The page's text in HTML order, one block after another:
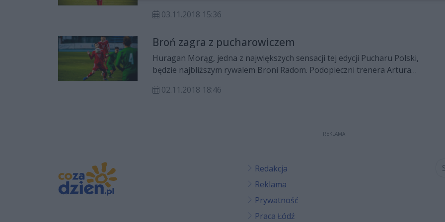
03.11.2018 15:36
Broń zagra z pucharowiczem
Huragan Morąg, jedna z największych sensacji tej edycji Pucharu Polski,
będzie najbliższym rywalem Broni Radom. Podopieczni trenera Artura
pucharowym z Arką Gdynia i zgarnąć kolejny komplet punktów.
02.11.2018 18:46
REKLAMA
Redakcja
Reklama
Prywatność
Praca Łódź